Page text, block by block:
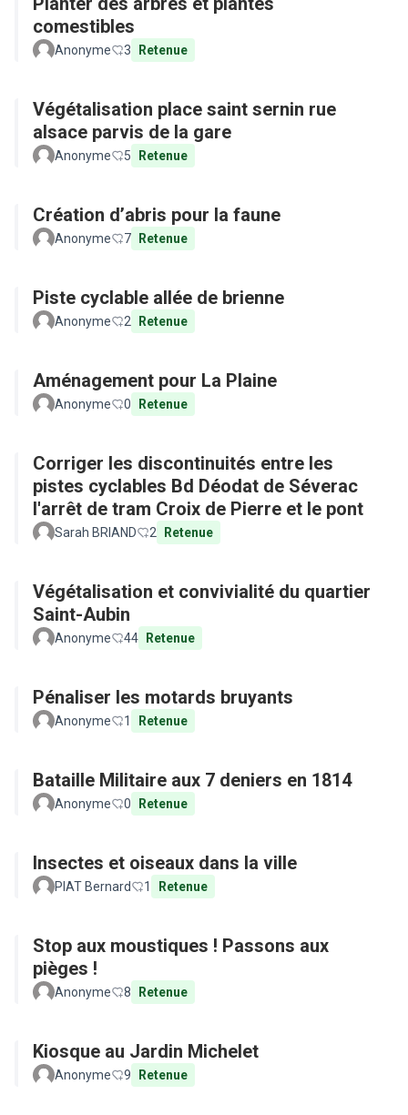
comestibles
Anonyme 3 Retenue
Végétalisation place saint sernin rue
alsace parvis de la gare
Anonyme 5 Retenue
Création d’abris pour la faune
Anonyme 7 Retenue
Piste cyclable allée de brienne
Anonyme 2 Retenue
Aménagement pour La Plaine
Anonyme 0 Retenue
Corriger les discontinuités entre les
pistes cyclables Bd Déodat de Séverac
l'arrêt de tram Croix de Pierre et le pont
Sarah BRIAND 2 Retenue
Végétalisation et convivialité du quartier
Saint-Aubin
Anonyme 44 Retenue
Pénaliser les motards bruyants
Anonyme 1 Retenue
Bataille Militaire aux 7 deniers en 1814
Anonyme 0 Retenue
Insectes et oiseaux dans la ville
PIAT Bernard 1 Retenue
Stop aux moustiques ! Passons aux
pièges !
Anonyme 8 Retenue
Kiosque au Jardin Michelet
Anonyme 9 Retenue